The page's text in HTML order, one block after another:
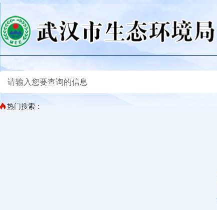
热门搜索：